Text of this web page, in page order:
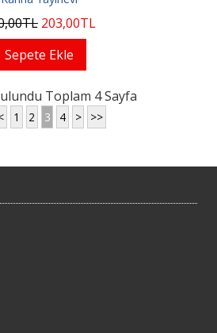
,00TL 203,00TL
Sepete Ekle
Toplam 4 Sayfa
1 2 3 4 > >>